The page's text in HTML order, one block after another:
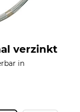
verzinkt
in